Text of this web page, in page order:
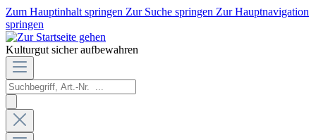
Zum Hauptinhalt springen Zur Suche springen Zur Hauptnavigation
springen
Kulturgut sicher aufbewahren